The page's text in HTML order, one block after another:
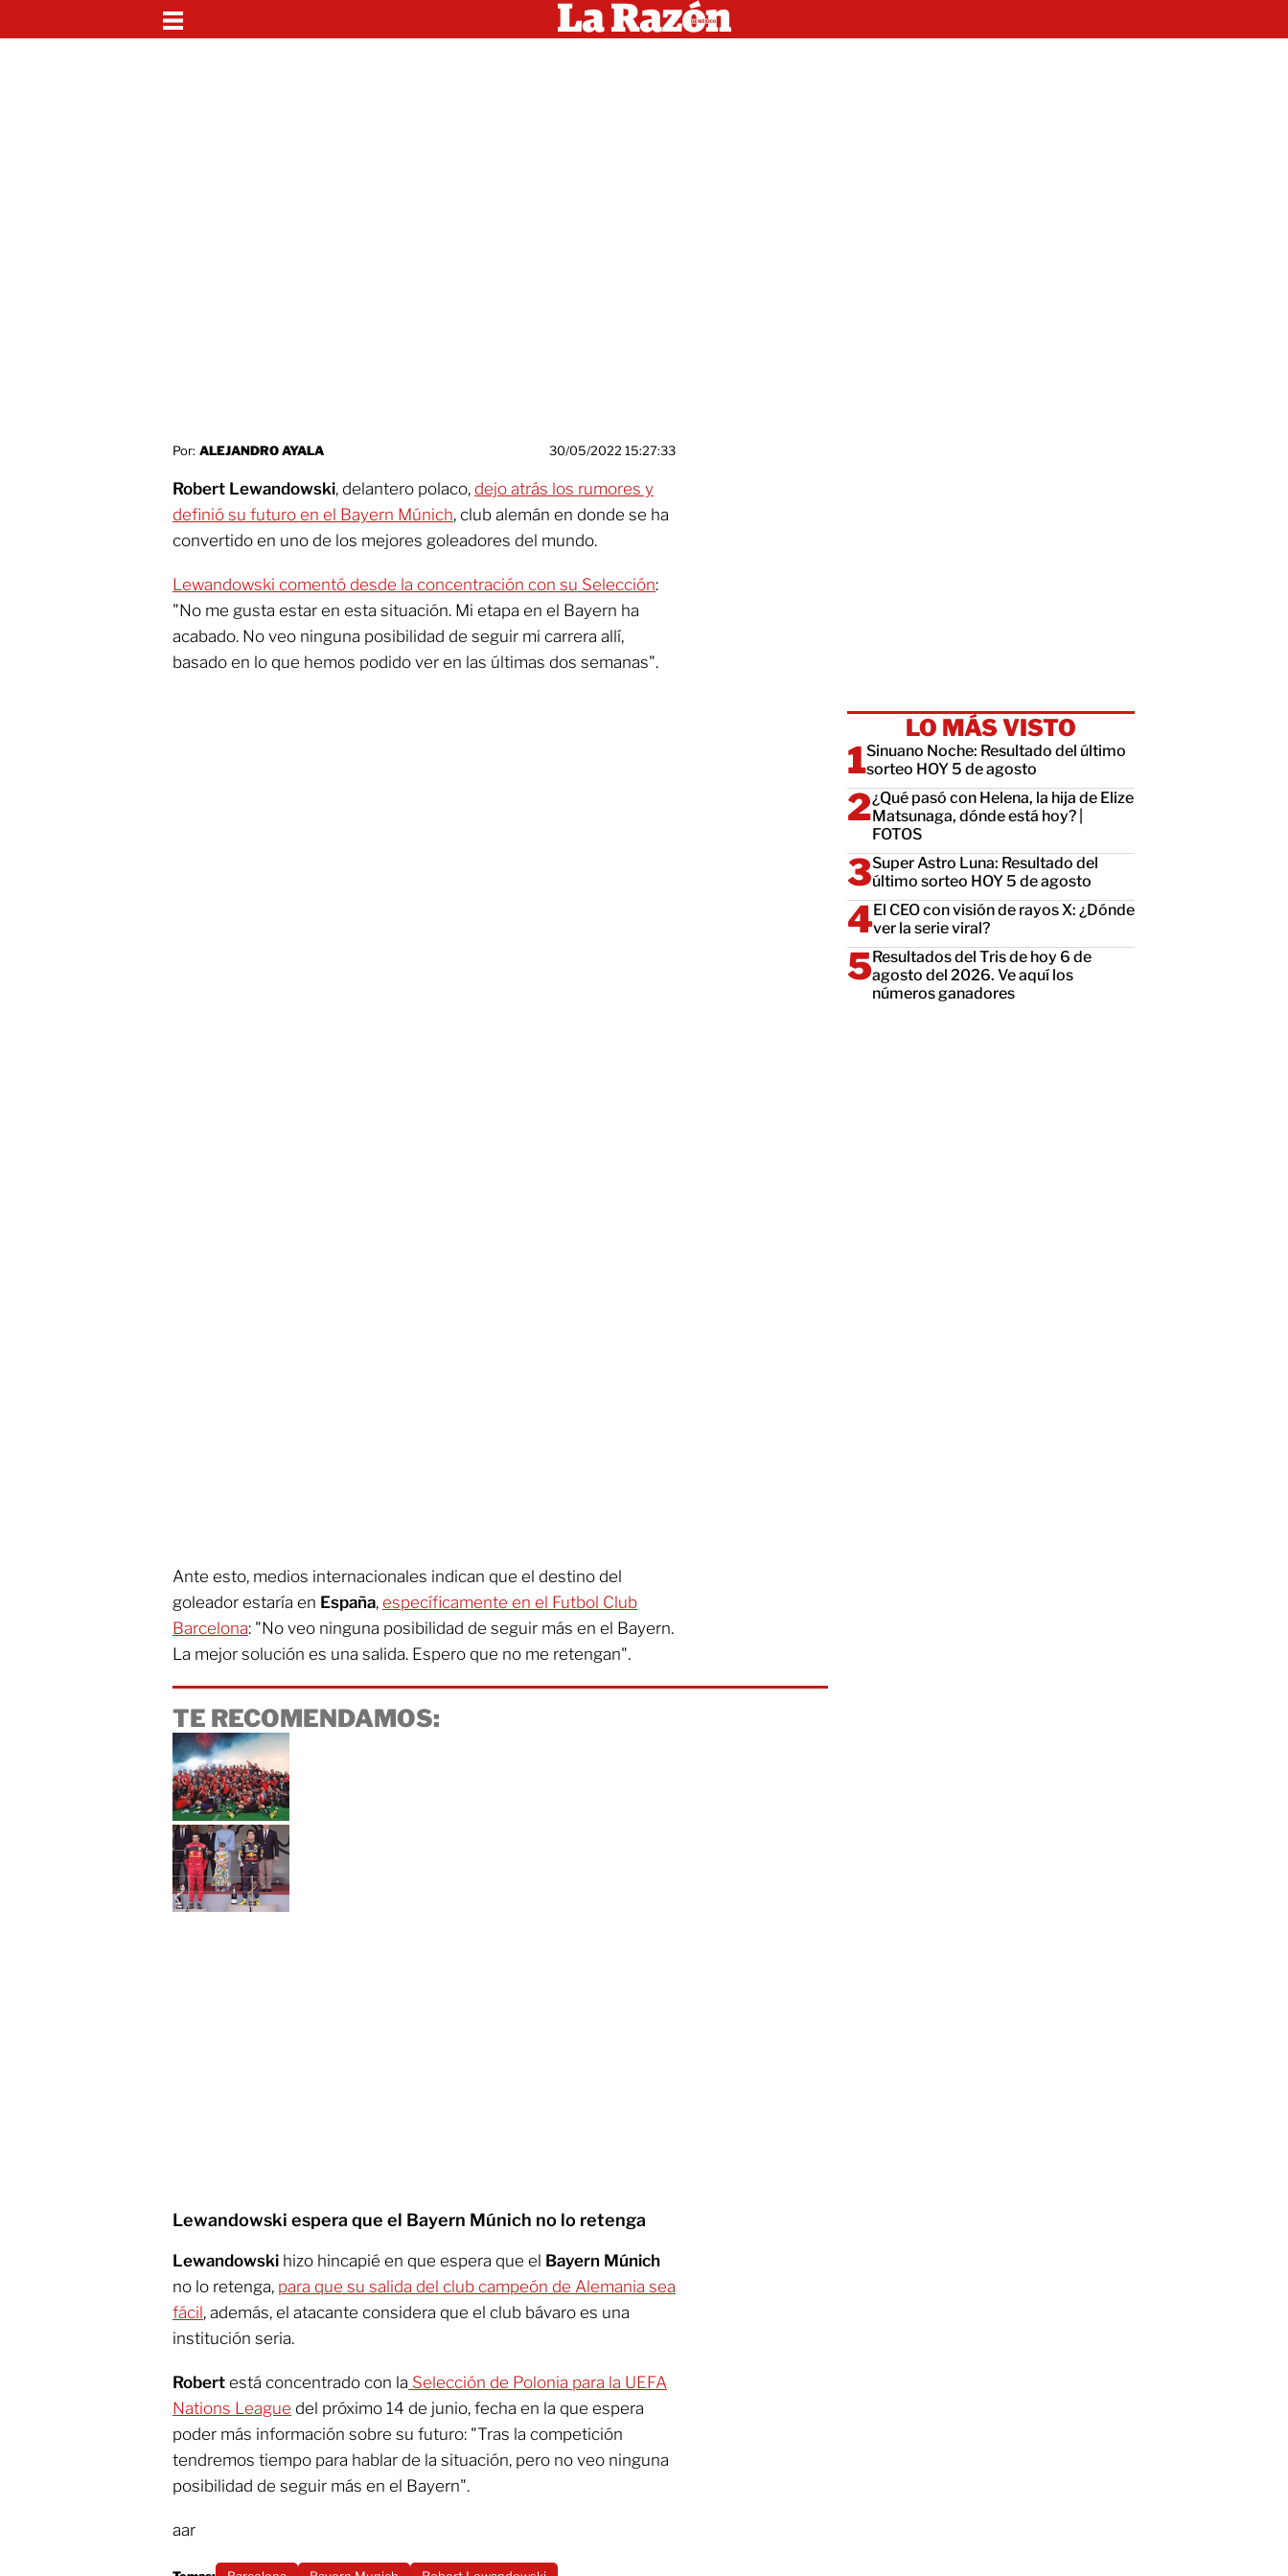
Por: ALEJANDRO AYALA 30/05/2022 15:27:33
Robert Lewandowski, delantero polaco, dejo atrás los rumores y
definió su futuro en el Bayern Múnich, club alemán en donde se ha
convertido en uno de los mejores goleadores del mundo.
Lewandowski comentó desde la concentración con su Selección:
"No me gusta estar en esta situación. Mi etapa en el Bayern ha
acabado. No veo ninguna posibilidad de seguir mi carrera allí,
basado en lo que hemos podido ver en las últimas dos semanas".
Ante esto, medios internacionales indican que el destino del
goleador estaría en España, específicamente en el Futbol Club
Barcelona: "No veo ninguna posibilidad de seguir más en el Bayern.
La mejor solución es una salida. Espero que no me retengan".
TE RECOMENDAMOS:
Lewandowski espera que el Bayern Múnich no lo retenga
Lewandowski hizo hincapié en que espera que el Bayern Múnich
no lo retenga, para que su salida del club campeón de Alemania sea
fácil, además, el atacante considera que el club bávaro es una
institución seria.
Robert está concentrado con la Selección de Polonia para la UEFA
Nations League del próximo 14 de junio, fecha en la que espera
poder más información sobre su futuro: "Tras la competición
tendremos tiempo para hablar de la situación, pero no veo ninguna
posibilidad de seguir más en el Bayern".
aar
LO MÁS VISTO
Sinuano Noche: Resultado del último
sorteo HOY 5 de agosto
¿Qué pasó con Helena, la hija de Elize
Matsunaga, dónde está hoy? |
FOTOS
Super Astro Luna: Resultado del
último sorteo HOY 5 de agosto
El CEO con visión de rayos X: ¿Dónde
ver la serie viral?
Resultados del Tris de hoy 6 de
agosto del 2026. Ve aquí los
números ganadores